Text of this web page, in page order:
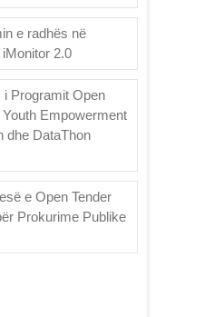
e radhës në
2.0
i Programit Open
Empowerment
dhe DataThon
e Open Tender
Prokurime Publike